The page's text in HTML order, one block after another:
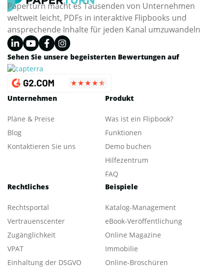
Paperturn macht es Tausenden von Unternehmen
weltweit leicht, PDFs in interaktive Flipbooks und
ansprechende Inhalte für jeden Kanal umzuwandeln
Sehen Sie unsere begeisterten Bewertungen auf
Unternehmen
Pläne & Preise
Blog
Kontaktieren Sie uns
Produkt
Was ist ein Flipbook?
Funktionen
Demo buchen
Hilfezentrum
FAQ
Rechtliches
Rechtsportal
Vertrauenscenter
Zugänglichkeit
VPAT
Einhaltung der DSGVO
Beispiele
Katalog-Management
eBook-Veröffentlichung
Online Magazine
Immobilie
Online-Broschüren